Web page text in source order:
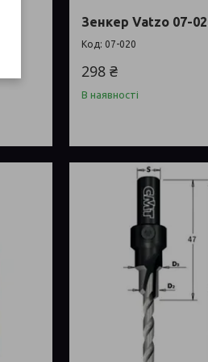
Зенкер Vatzo 07-
07-020
298 ₴
В наявності